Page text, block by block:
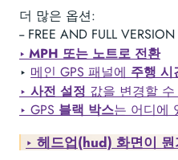
더 많은 옵션:
-- FREE AND FULL
‣ MPH 또는 노트로 전환
‣ 메인 GPS 패널에 주행 시
‣ 사전 설정 값을 변경할
‣ GPS 블랙 박스는 어디에
‣ 헤드업(hud) 화면이